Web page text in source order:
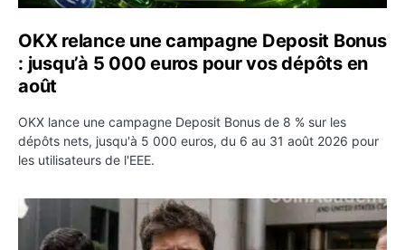
OKX relance une campagne Deposit Bonus
: jusqu’à 5 000 euros pour vos dépôts en
août
OKX lance une campagne Deposit Bonus de 8 % sur les
dépôts nets, jusqu'à 5 000 euros, du 6 au 31 août 2026 pour
les utilisateurs de l'EEE.
OpenAI demande le rejet de la plainte d’Apple et